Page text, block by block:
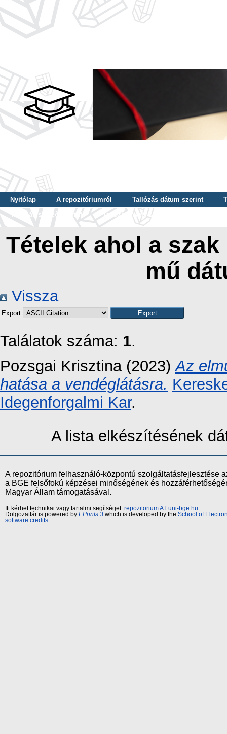
Nyitólap A repozitóriumról Tallózás dátum szerint
Tallózás szerző szerint
Tallózás nyelv szerint
Tételek ahol a
mű
Vissza
Export
Találatok száma: 1.
Pozsgai Krisztina (2023)Az
hatása a vendéglátásra.
Idegenforgalmi Kar.
A lista elkészítésének
A repozitórium felhasználó-központú szolgáltatásfejlesztése
a BGE felsőfokú képzései minőségének és
Magyar Állam támogatásával.
Itt kérhet technikai vagy tartalmi segítséget: repozitorium AT uni-bge.hu
Dolgozattár is powered by EPrints 3 which is developed by the School of
software credits